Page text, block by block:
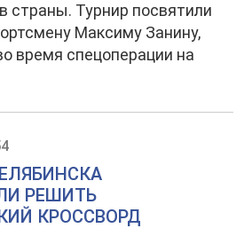
страны. Турнир посвятили
Максиму Занину,
время спецоперации на
РЕШИТЬ
КРОССВОРД